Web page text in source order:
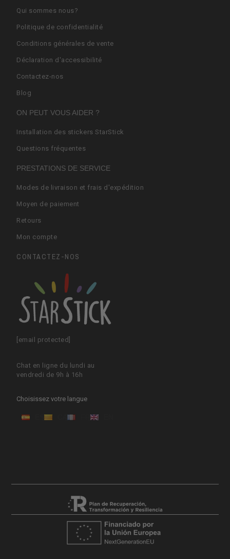
Qui sommes nous?
Politique de confidentialité
Conditions générales de vente
Déclaration d'accessibilité
Contactez-nos
Blog
ON PEUT VOUS AIDER ?
Installation des stickers StarStick
Questions fréquentes
PRESTATIONS DE SERVICE
Modes de livraison et frais d'expédition
Moyen de paiement
Retours
Mon compte
CONTACTEZ-NOS
[email protected]
Chat en ligne du lundi au
vendredi de 9h à 16h
Choisissez votre langue
ES CA FR